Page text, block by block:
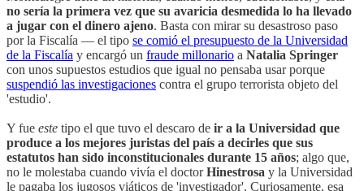
no sería la primera vez que su avaricia desmedida lo ha llevado
a jugar con el dinero ajeno. Basta con mirar su desastroso paso
por la Fiscalía — el tipo se comió el presupuesto de la Universidad
de la Fiscalía y encargó un fraude millonario a Natalia Springer
con unos supuestos estudios que igual no pensaba usar porque
suspendió las investigaciones contra el grupo terrorista objeto del
'estudio'.
Y fue este tipo el que tuvo el descaro de ir a la Universidad que
produce a los mejores juristas del país a decirles que sus
estatutos han sido inconstitucionales durante 15 años; algo que,
no le molestaba cuando vivía el doctorHinestrosa y la Universidad
le pagaba los jugosos viáticos de 'investigador'. Curiosamente, esa